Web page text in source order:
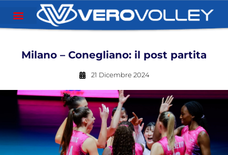
Milano – Conegliano: il post partita
21 Dicembre 2024